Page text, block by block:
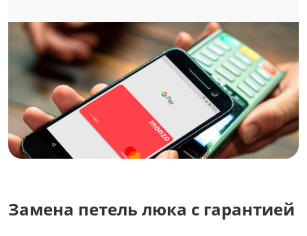
Замена петель люка с гарантией